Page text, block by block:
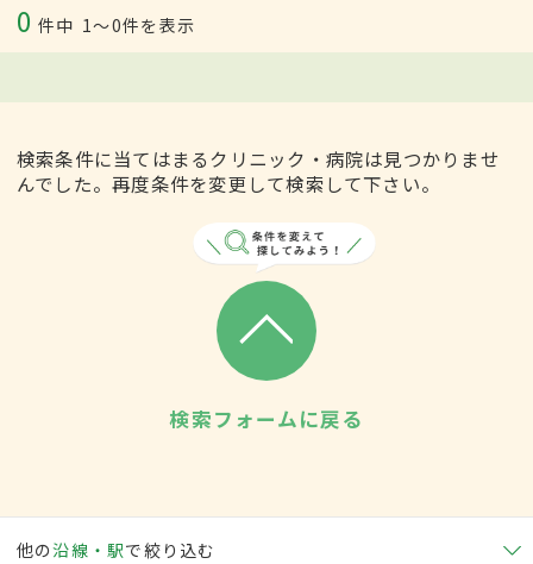
0 件中 1〜0件を表示
検索条件に当てはまるクリニック・病院は見つかりませ
んでした。再度条件を変更して検索して下さい。
検索フォームに戻る
他の沿線・駅で絞り込む